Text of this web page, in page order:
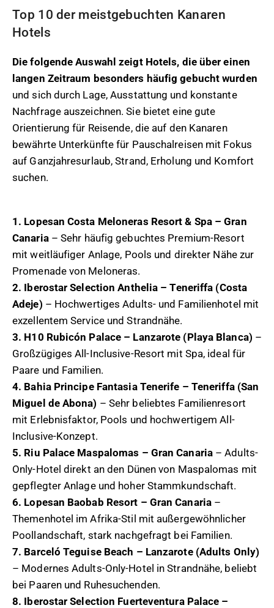
Top 10 der meistgebuchten Kanaren
Hotels
Die folgende Auswahl zeigt Hotels, die über einen
langen Zeitraum besonders häufig gebucht wurden
und sich durch Lage, Ausstattung und konstante
Nachfrage auszeichnen. Sie bietet eine gute
Orientierung für Reisende, die auf den Kanaren
bewährte Unterkünfte für Pauschalreisen mit Fokus
auf Ganzjahresurlaub, Strand, Erholung und Komfort
suchen.
1. Lopesan Costa Meloneras Resort & Spa – Gran
Canaria– Sehr häufig gebuchtes Premium-Resort
mit weitläufiger Anlage, Pools und direkter Nähe zur
Promenade von Meloneras.
2. Iberostar Selection Anthelia – Teneriffa (Costa
Adeje) – Hochwertiges Adults- und Familienhotel mit
exzellentem Service und Strandnähe.
3. H10 Rubicón Palace – Lanzarote (Playa Blanca) –
Großzügiges All-Inclusive-Resort mit Spa, ideal für
Paare und Familien.
4. Bahia Principe Fantasia Tenerife – Teneriffa (San
Miguel de Abona) – Sehr beliebtes Familienresort
mit Erlebnisfaktor, Pools und hochwertigem All-
Inclusive-Konzept.
5. Riu Palace Maspalomas – Gran Canaria– Adults-
Only-Hotel direkt an den Dünen von Maspalomas mit
gepflegter Anlage und hoher Stammkundschaft.
6. Lopesan Baobab Resort – Gran Canaria–
Themenhotel im Afrika-Stil mit außergewöhnlicher
Poollandschaft, stark nachgefragt bei Familien.
7. Barceló Teguise Beach – Lanzarote (Adults Only)
– Modernes Adults-Only-Hotel in Strandnähe, beliebt
bei Paaren und Ruhesuchenden.
8. Iberostar Selection Fuerteventura Palace –